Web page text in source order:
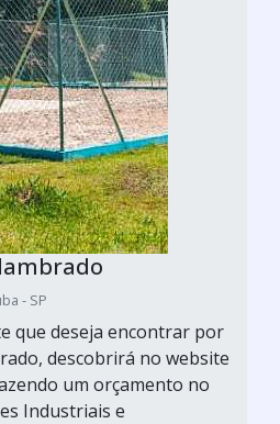
- SP
que deseja encontrar por
descobrirá no website
um orçamento no
Industriais e